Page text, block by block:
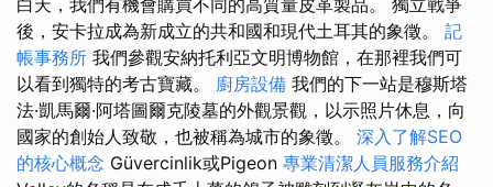
白天，我們有機會購買不同的高質量皮革製品。 獨立戰爭
後，安卡拉成為新成立的共和國和現代土耳其的象徵。 記
帳事務所 我們參觀安納托利亞文明博物館，在那裡我們可
以看到獨特的考古寶藏。 廚房設備 我們的下一站是穆斯塔
法·凱馬爾·阿塔圖爾克陵墓的外觀景觀，以示照片休息，向
國家的創始人致敬，也被稱為城市的象徵。 深入了解SEO
的核心概念 Güvercinlik或Pigeon 專業清潔人員服務介紹